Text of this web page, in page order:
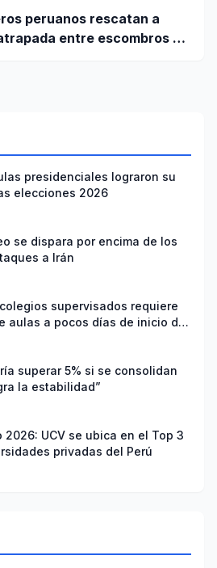
peruanos rescatan a
entre escombros de
presidenciales lograron su
elecciones 2026
se dispara por encima de los
a Irán
supervisados requiere
aulas a pocos días de inicio del
superar 5% si se consolidan
la estabilidad”
2026: UCV se ubica en el Top 3
privadas del Perú